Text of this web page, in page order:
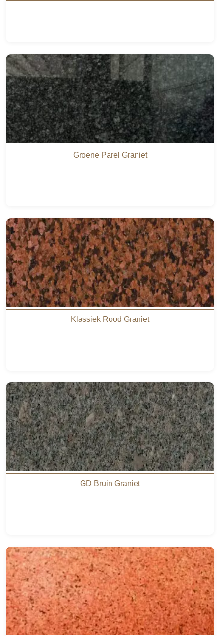
Groene Parel Graniet
Klassiek Rood Graniet
GD Bruin Graniet